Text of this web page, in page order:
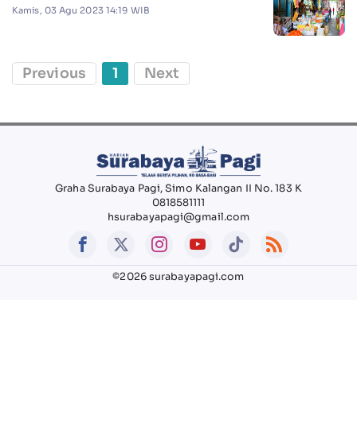
Kamis, 03 Agu 2023 14:19 WIB
Previous 1 Next
Graha Surabaya Pagi, Simo Kalangan II No. 183 K
0818581111
hsurabayapagi@gmail.com
©2026 surabayapagi.com